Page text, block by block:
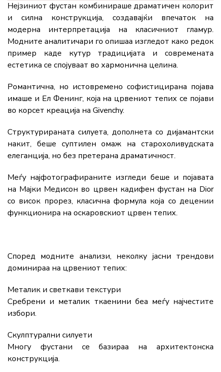
Нејзиниот фустан комбинирашедраматичен колорит
и силна конструкција, создавајќи впечаток на
модерна интерпретација на класичниот гламур.
Модните аналитичари го опишаа изгледот како редок
пример каде кутур традицијата исовремената
естетика се спојуваат во хармонична целина.
Романтична, но истовремено софистицирана појава
имаше и Ел Фенинг, која на црвениот тепихсе појави
во корсет креација на Givenchy.
Структурираната силуета, дополнета со дијамантски
накит, беше суптиленомаж настарохоливудската
елеганција, но без претерана драматичност.
Меѓу најфотографираните изгледи беше и појавата
на Мајки Медисон во црвен кадифен фустан на Dior
со висок прорез, класичнаформула која содецении
функционира на оскаровскиот црвен тепих.
Според модните анализи, неколку јасни трендови
доминираа на црвениот тепих:
Металик и светкави текстури
Сребрени и металик ткаенини беа меѓу најчестите
избори.
Скулптурални силуети
Многу фустани себазираа наархитектонска
конструкција.